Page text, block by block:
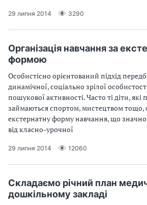
29 липня 2014 3290
Організація навчання за
формою
Особистісно орієнтований підхід
динамічної, соціально зрілої
пошукової активності. Часто ті діти, які
займаються спортом, мистецтвом тощо,
екстернатну форму навчання, що значно
від класно-урочної
29 липня 2014 12060
Складаємо річний план
дошкільному закладі